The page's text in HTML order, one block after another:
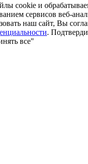
сookie и
сервисов веб-
наш сайт, Вы
.
все"